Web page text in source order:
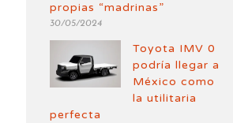
propias “madrinas”
30/05/2024
Toyota IMV 0
podría llegar a
México como
la utilitaria
perfecta